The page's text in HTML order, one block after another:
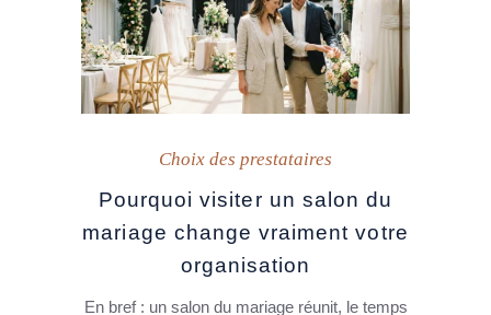
Choix des prestataires
Pourquoi visiter un salon du
mariage change vraiment votre
organisation
En bref : un salon du mariage réunit, le temps